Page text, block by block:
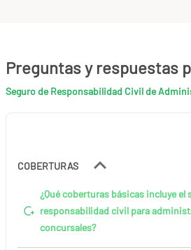
Preguntas y respuestas
Seguro de Responsabilidad Civil de
COBERTURAS
¿Qué coberturas básicas incluye el
responsabilidad civil para
concursales?